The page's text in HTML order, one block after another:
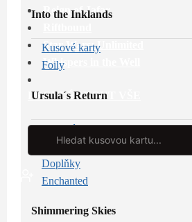
Reign of Jafar
Star Wars: Unlimited
Whispers in the Well
PROHLÉDNOUT VŠE
Search
Into the Inklands
Kusové karty
Foily
Ursula´s Return
Kusové karty
Foily
Doplňky
Enchanted
Shimmering Skies